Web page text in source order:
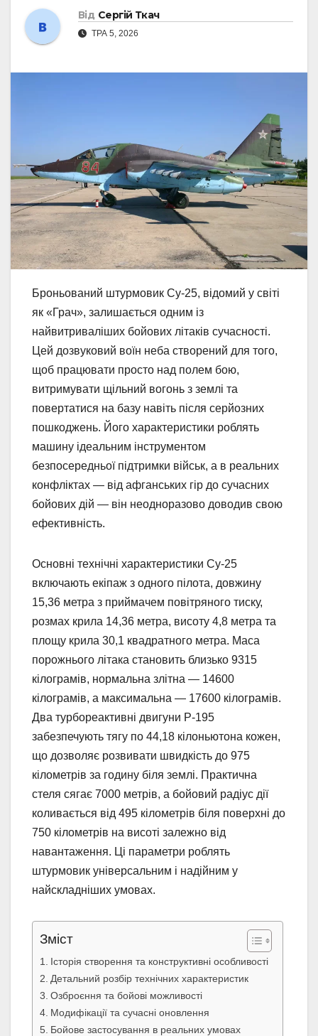
Від Сергій Ткач
ТРА 5, 2026
Броньований штурмовик Су-25, відомий у світі
як «Грач», залишається одним із
найвитриваліших бойових літаків сучасності.
Цей дозвуковий воїн неба створений для того,
щоб працювати просто над полем бою,
витримувати щільний вогонь з землі та
повертатися на базу навіть після серйозних
пошкоджень. Його характеристики роблять
машину ідеальним інструментом
безпосередньої підтримки військ, а в реальних
конфліктах — від афганських гір до сучасних
бойових дій — він неодноразово доводив свою
ефективність.
Основні технічні характеристики Су-25
включають екіпаж з одного пілота, довжину
15,36 метра з приймачем повітряного тиску,
розмах крила 14,36 метра, висоту 4,8 метра та
площу крила 30,1 квадратного метра. Маса
порожнього літака становить близько 9315
кілограмів, нормальна злітна — 14600
кілограмів, а максимальна — 17600 кілограмів.
Два турбореактивні двигуни Р-195
забезпечують тягу по 44,18 кілоньютона кожен,
що дозволяє розвивати швидкість до 975
кілометрів за годину біля землі. Практична
стеля сягає 7000 метрів, а бойовий радіус дії
коливається від 495 кілометрів біля поверхні до
750 кілометрів на висоті залежно від
навантаження. Ці параметри роблять
штурмовик універсальним і надійним у
найскладніших умовах.
Зміст
Історія створення та конструктивні особливості
Детальний розбір технічних характеристик
Озброєння та бойові можливості
Модифікації та сучасні оновлення
Бойове застосування в реальних умовах